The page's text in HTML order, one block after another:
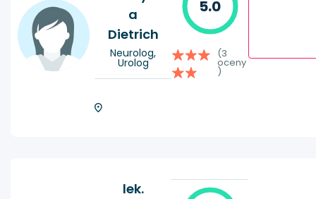
a
Dietrich
Neurolog,
Urolog
5.0
(3
oceny
)
lek.